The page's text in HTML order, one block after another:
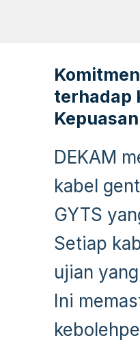
terhadap
DEKAM
kabel
GYTS
Setiap
ujian
Ini